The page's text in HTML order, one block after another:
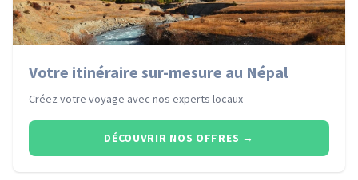
Votre itinéraire sur-mesure au Népal
Créez votre voyage avec nos experts locaux
DÉCOUVRIR NOS OFFRES →